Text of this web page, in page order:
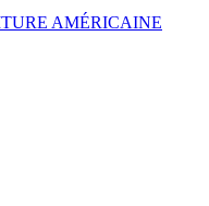
AMÉRICAINE